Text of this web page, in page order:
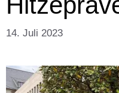
14. Juli 2023